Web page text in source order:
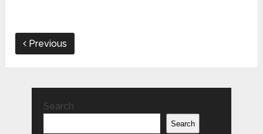
Previous
Search
Search